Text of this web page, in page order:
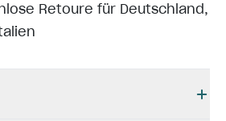
Retoure für Deutschland,